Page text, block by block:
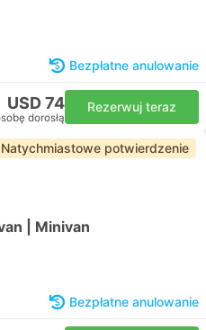
Bezpłatne anulowanie
USD 74
dorosłą
Rezerwuj teraz
Natychmiastowe potwierdzenie
| Minivan
Bezpłatne anulowanie